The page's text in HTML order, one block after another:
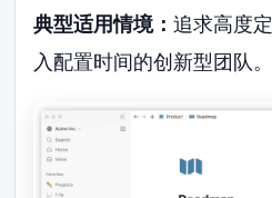
典型适用情境：追求高度
入配置时间的创新型团队。